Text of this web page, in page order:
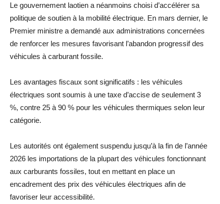
Le gouvernement laotien a néanmoins choisi d’accélérer sa
politique de soutien à la mobilité électrique. En mars dernier, le
Premier ministre a demandé aux administrations concernées
de renforcer les mesures favorisant l’abandon progressif des
véhicules à carburant fossile.
Les avantages fiscaux sont significatifs : les véhicules
électriques sont soumis à une taxe d’accise de seulement 3
%, contre 25 à 90 % pour les véhicules thermiques selon leur
catégorie.
Les autorités ont également suspendu jusqu’à la fin de l’année
2026 les importations de la plupart des véhicules fonctionnant
aux carburants fossiles, tout en mettant en place un
encadrement des prix des véhicules électriques afin de
favoriser leur accessibilité.